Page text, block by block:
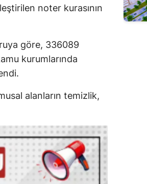
noter kurasının
göre, 336089
kurumlarında
alanların temizlik,